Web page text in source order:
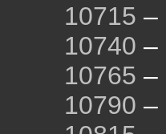
10715 –
10740 –
10765 –
10790 –